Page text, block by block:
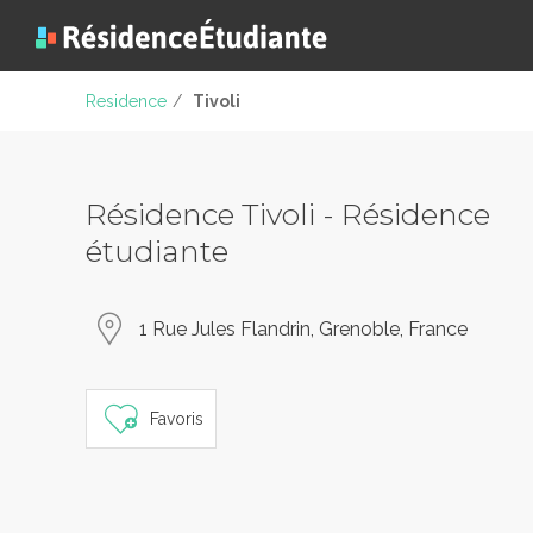
Residence / Tivoli
Résidence Tivoli - Résidence
étudiante
1 Rue Jules Flandrin, Grenoble, France
Favoris